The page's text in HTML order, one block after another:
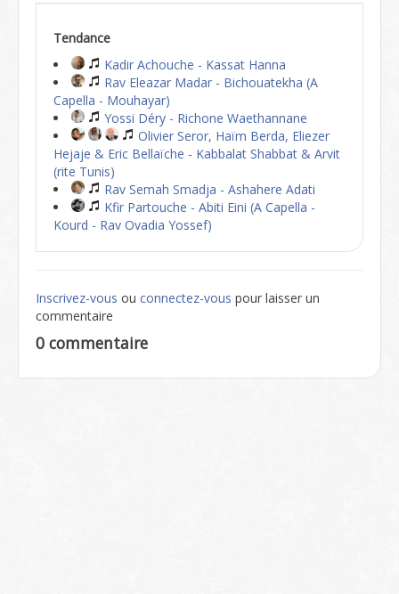
Tendance
Kadir Achouche - Kassat Hanna
Rav Eleazar Madar - Bichouatekha (A
Capella - Mouhayar)
Yossi Déry - Richone Waethannane
Olivier Seror, Haïm Berda, Eliezer
Hejaje & Eric Bellaïche - Kabbalat Shabbat & Arvit
(rite Tunis)
Rav Semah Smadja - Ashahere Adati
Kfir Partouche - Abiti Eini (A Capella -
Kourd - Rav Ovadia Yossef)
Inscrivez-vous ou connectez-vous pour laisser un
commentaire
0 commentaire